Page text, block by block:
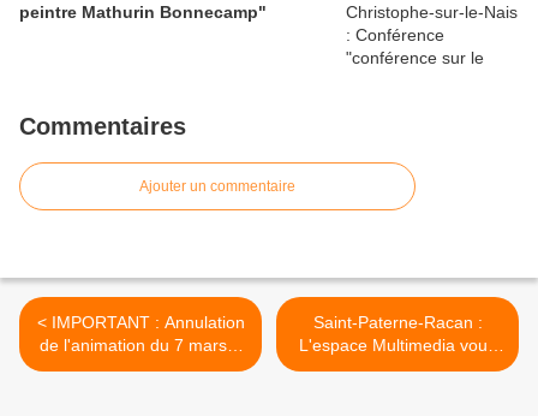
peintre Mathurin Bonnecamp"
Commentaires
Ajouter un commentaire
< IMPORTANT : Annulation
de l'animation du 7 mars à
l'église de Saint-Paterne-
Saint-Paterne-Racan :
L'espace Multimedia vous
informe >